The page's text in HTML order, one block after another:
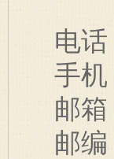
电话
手机
邮箱
邮编